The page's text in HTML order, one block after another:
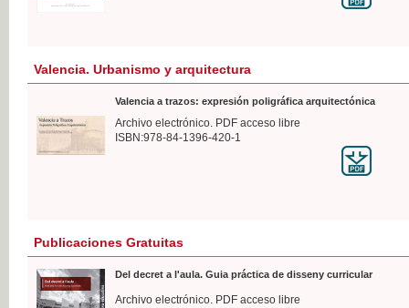
Valencia. Urbanismo y arquitectura
Valencia a trazos: expresión poligráfica arquitectónica
Archivo electrónico. PDF acceso libre
ISBN:978-84-1396-420-1
Publicaciones Gratuitas
Del decret a l'aula. Guia práctica de disseny curricular
Archivo electrónico. PDF acceso libre